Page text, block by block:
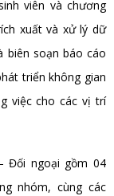
viên và chương
xuất và xử lý dữ
biên soạn báo cáo
triển không gian
việc cho các vị trí
Đối ngoại gồm 04
nhóm, cùng các